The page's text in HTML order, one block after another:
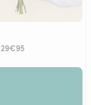
29€95